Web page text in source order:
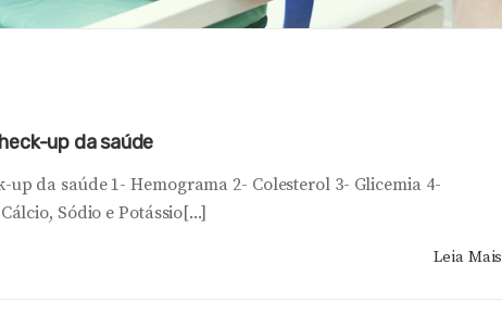
up da saúde
da saúde 1- Hemograma 2- Colesterol 3- Glicemia 4-
Sódio e Potássio[...]
Leia Mais